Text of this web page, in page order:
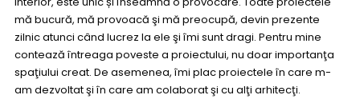
mă bucură, mă provoacă şi mă preocupă, devin prezente
zilnic atunci când lucrez la ele şi îmi sunt dragi. Pentru mine
contează întreaga poveste a proiectului, nu doar importanţa
spaţiului creat. De asemenea, îmi plac proiectele în care m-
am dezvoltat şi în care am colaborat şi cu alţi arhitecţi.